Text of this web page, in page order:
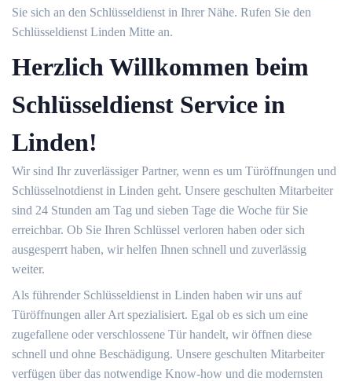
Sie sich an den Schlüsseldienst in Ihrer Nähe. Rufen Sie den
Schlüsseldienst Linden Mitte an.
Herzlich Willkommen beim
Schlüsseldienst Service in
Linden!
Wir sind Ihr zuverlässiger Partner, wenn es um Türöffnungen und
Schlüsselnotdienst in Linden geht. Unsere geschulten Mitarbeiter
sind 24 Stunden am Tag und sieben Tage die Woche für Sie
erreichbar. Ob Sie Ihren Schlüssel verloren haben oder sich
ausgesperrt haben, wir helfen Ihnen schnell und zuverlässig
weiter.
Als führender Schlüsseldienst in Linden haben wir uns auf
Türöffnungen aller Art spezialisiert. Egal ob es sich um eine
zugefallene oder verschlossene Tür handelt, wir öffnen diese
schnell und ohne Beschädigung. Unsere geschulten Mitarbeiter
verfügen über das notwendige Know-how und die modernsten